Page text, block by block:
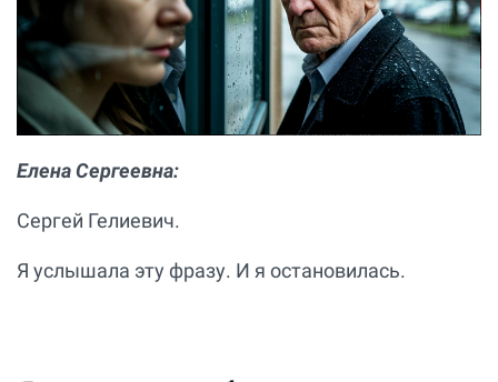
Елена Сергеевна:
Сергей Гелиевич.
Я услышала эту фразу. И я остановилась.